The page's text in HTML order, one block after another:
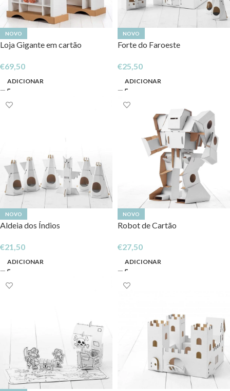
NOVO
Loja Gigante em cartão
€69,50
ADICIONAR
NOVO
Forte do Faroeste
€25,50
ADICIONAR
NOVO
Aldeia dos Índios
€21,50
ADICIONAR
NOVO
Robot de Cartão
€27,50
ADICIONAR